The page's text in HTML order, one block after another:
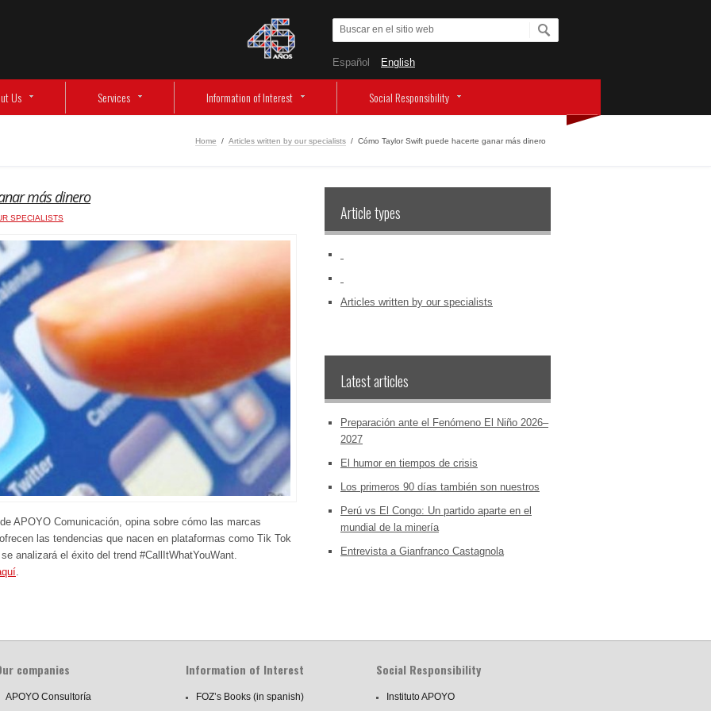
Español English
Us Services Information of Interest Social Responsibility
Home / Articles written by our specialists / Cómo Taylor Swift puede hacerte ganar más dinero
más dinero
SPECIALISTS
APOYO Comunicación, opina sobre cómo las marcas
las tendencias que nacen en plataformas como Tik Tok
analizará el éxito del trend #CallItWhatYouWant.
.
Article types
Articles written by our specialists
Latest articles
Preparación ante el Fenómeno El Niño 2026–
2027
El humor en tiempos de crisis
Los primeros 90 días también son nuestros
Perú vs El Congo: Un partido aparte en el
mundial de la minería
Entrevista a Gianfranco Castagnola
companies
APOYO Consultoría
Information of Interest
FOZ’s Books (in spanish)
Social Responsibility
Instituto APOYO